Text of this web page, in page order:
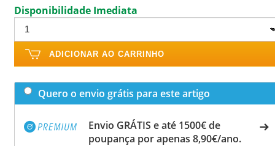
Disponibilidade Imediata
ADICIONAR AO CARRINHO
Quero o envio grátis para este artigo
Envio GRÁTIS e até 1500€ de
poupança por apenas 8,90€/ano.